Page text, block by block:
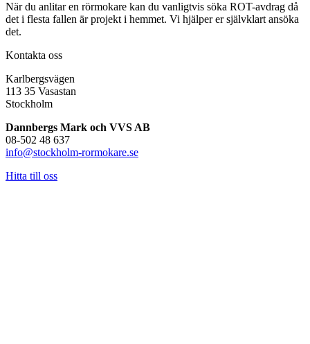
När du anlitar en rörmokare kan du vanligtvis söka ROT-avdrag då
det i flesta fallen är projekt i hemmet. Vi hjälper er självklart ansöka
det.
Kontakta oss
Karlbergsvägen
113 35 Vasastan
Stockholm
Dannbergs Mark och VVS AB
08-502 48 637
info@stockholm-rormokare.se
Hitta till oss